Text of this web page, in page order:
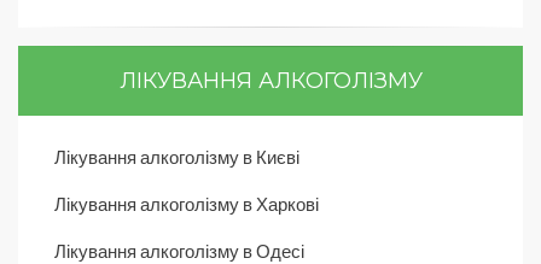
ЛІКУВАННЯ АЛКОГОЛІЗМУ
Лікування алкоголізму в Києві
Лікування алкоголізму в Харкові
Лікування алкоголізму в Одесі